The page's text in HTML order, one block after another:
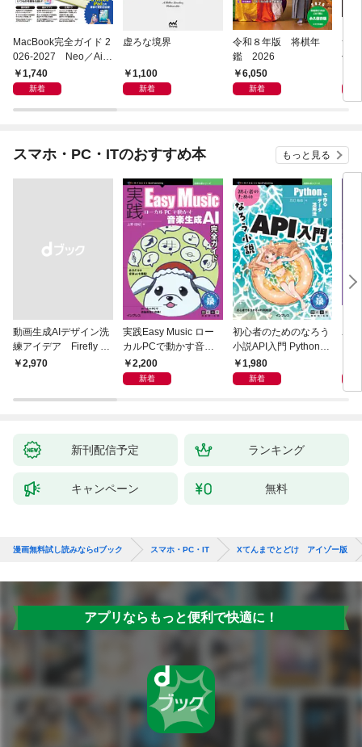
MacBook完全ガイド 2
026-2027 Neo／Air
／Pro対応
1,740
新着
虚ろな境界
1,100
新着
令和８年版 将棋年
鑑 2026
6,050
新着
つ
像
スマホ・PC・ITのおすすめ本 もっと見る
動画生成AIデザイン洗
練アイデア Firefly &
Veo， Kling， etc.
￥2,970
実践Easy Music ロー
カルPCで動かす音楽
生成AI完全ガイド
2,200
新着
初心者のためのなろう
小説API入門 Pythonで
作るデータ活用法
1,980
新着
ユ
新刊配信予定 ランキング
キャンペーン 無料
漫画無料試し読みならdブック スマホ・PC・IT Xてんまでとどけ アイゾー版
アプリならもっと便利で快適に！